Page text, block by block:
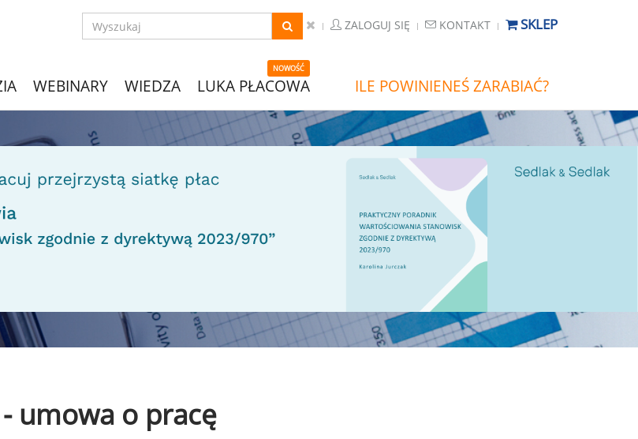
ZALOGUJ SIĘ KONTAKT SKLEP
WEBINARY WIEDZA
NOWOŚĆ
LUKA PŁACOWA ILE POWINIENEŚ ZARABIAĆ?
umowa o pracę